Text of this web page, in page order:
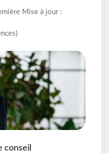
Mise à jour :
conseil